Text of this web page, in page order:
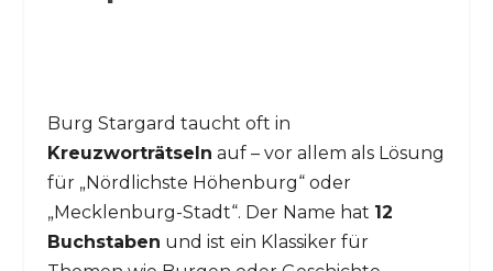
Burg Stargard taucht oft in
Kreuzworträtseln auf – vor allem als Lösung
für „Nördlichste Höhenburg“ oder
„Mecklenburg-Stadt“. Der Name hat 12
Buchstaben und ist ein Klassiker für